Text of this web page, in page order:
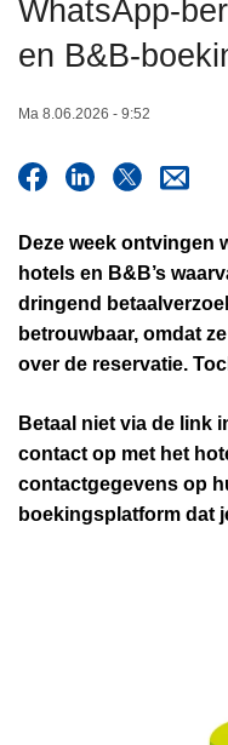
WhatsApp-
en B&B-
Ma 8.06.2026 - 9:52
Deze week ontvingen
hotels en B&B’s
dringend
betrouwbaar, omdat
over de reservatie.
Betaal niet via de link
contact op met het
contactgegevens op
boekingsplatform dat